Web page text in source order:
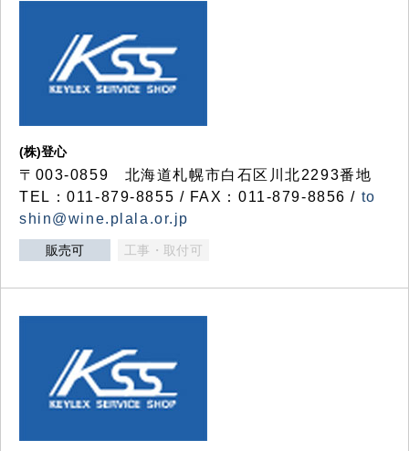
(株)登心
〒003-0859 北海道札幌市白石区川北2293番地
TEL：011-879-8855 / FAX：011-879-8856 / to
shin@wine.plala.or.jp
販売可 工事・取付可